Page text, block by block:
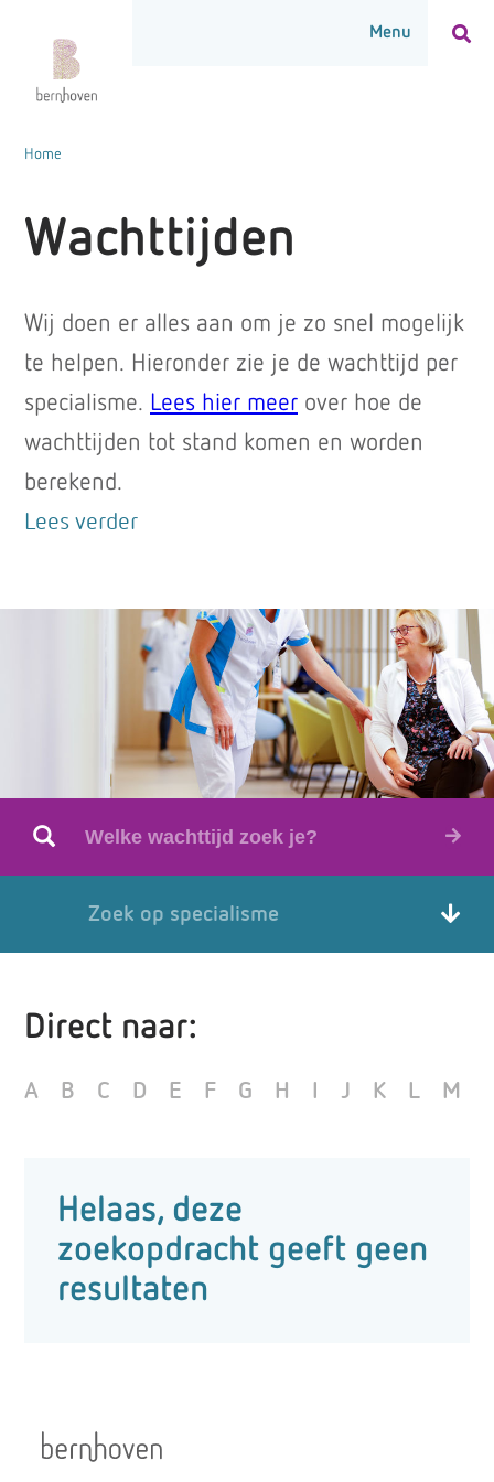
Home
Wachttijden
Wij doen er alles aan om je zo snel mogelijk
te helpen. Hieronder zie je de wachttijd per
specialisme. Lees hier meer over hoe de
wachttijden tot stand komen en worden
berekend.
Lees verder
Zoek op specialisme
Direct naar:
A B C D E F G H J K L M
Helaas, deze
zoekopdracht geeft geen
resultaten